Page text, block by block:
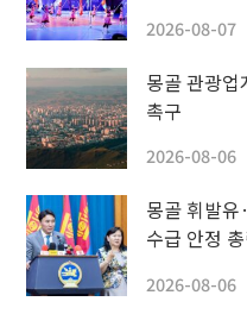
2026-08-07
몽골 관광
촉구
2026-08-06
몽골 휘발
수급 안정
2026-08-06